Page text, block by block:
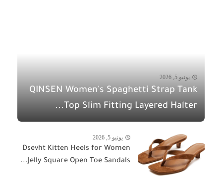
يونيو 5, 2026
QINSEN Women's Spaghetti Strap Tank
Top Slim Fitting Layered Halter...
يونيو 5, 2026
Dsevht Kitten Heels for Women
Jelly Square Open Toe Sandals...